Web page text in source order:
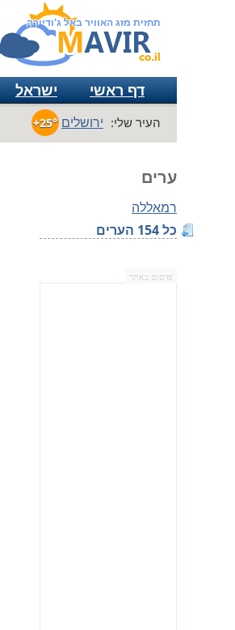
תחזית מזג האוויר באל ג'ודיירה
דף ראשי ישראל
העיר שלי: ירושלים +25°
ערים
רמאללה
כל 154 הערים
פרסום באתר